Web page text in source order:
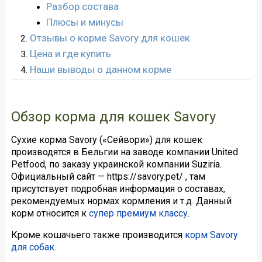
Разбор состава
Плюсы и минусы
Отзывы о корме Savory для кошек
Цена и где купить
Наши выводы о данном корме
Обзор корма для кошек Savory
Сухие корма Savory («Сейвори») для кошек
производятся в Бельгии на заводе компании United
Petfood, по заказу украинской компании Suziria.
Официальный сайт — https://savory.pet/ , там
присутствует подробная информация о составах,
рекомендуемых нормах кормления и т.д. Данный
корм относится к супер премиум классу.
Кроме кошачьего также производится корм Savory
для собак.